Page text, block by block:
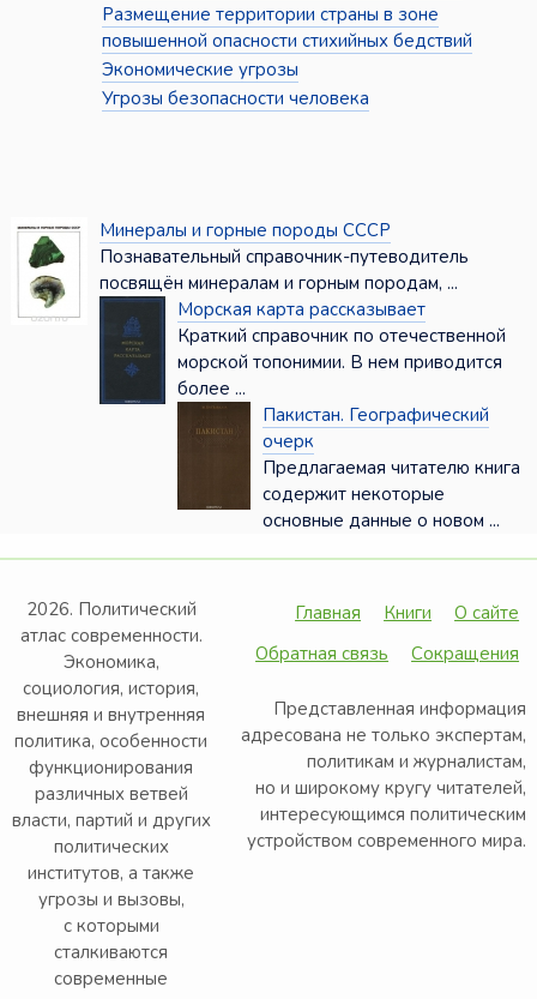
Размещение территории страны в зоне
повышенной опасности стихийных бедствий
Экономические угрозы
Угрозы безопасности человека
Минералы и горные породы СССР
Познавательный справочник-путеводитель
посвящён минералам и горным породам, ...
Морская карта рассказывает
Краткий справочник по отечественной
морской топо­нимии. В нем приводится
более ...
Пакистан. Географический
очерк
Предлагаемая читателю книга
содержит некоторые
основные данные о новом ...
2026. Политический
атлас современности.
Экономика,
социология, история,
внешняя и внутренняя
политика, особенности
функционирования
различных ветвей
власти, партий и других
политических
институтов, а также
угрозы и вызовы,
с которыми
сталкиваются
современные
Главная Книги
О сайте
Обратная связь
Сокращения
Представленная информация
адресована не только экспертам,
политикам и журналистам,
но и широкому кругу читателей,
интересующимся политическим
устройством современного мира.